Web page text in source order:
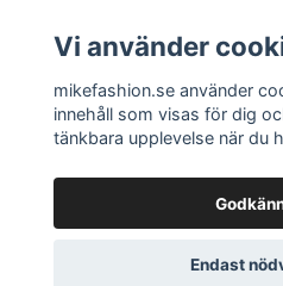
Sociala medier
© 2026
Vi använder
mikefashion.se använder
innehåll som visas för dig
tänkbara upplevelse när du
Endast